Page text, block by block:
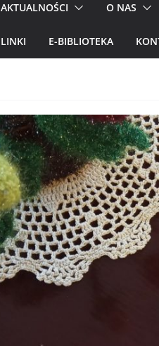
AKTUALNOŚCI O NAS
LINKI E-BIBLIOTEKA